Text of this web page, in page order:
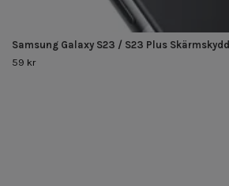
Samsung Galaxy S23 / S23 Plus Skärmskydd
59 kr